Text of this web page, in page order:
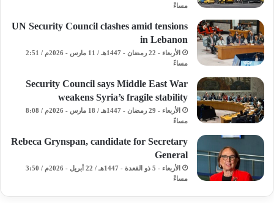
مساءً
UN Security Council clashes amid tensions
in Lebanon
الأربعاء - 22 رمضان - 1447هـ / 11 مارس - 2026م / 2:51
مساءً
Security Council says Middle East War
weakens Syria’s fragile stability
الأربعاء - 29 رمضان - 1447هـ / 18 مارس - 2026م / 8:08
مساءً
Rebeca Grynspan, candidate for Secretary
General
الأربعاء - 5 ذو القعدة - 1447هـ / 22 أبريل - 2026م / 3:50
مساءً